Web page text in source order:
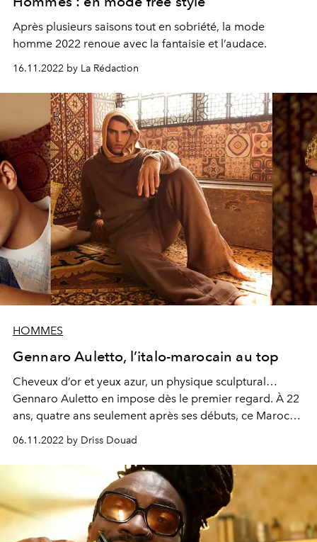
Après plusieurs saisons tout en sobriété, la mode
homme 2022 renoue avec la fantaisie et l’audace.
16.11.2022 by La Rédaction
HOMMES
Gennaro Auletto, l’italo-marocain au top
Cheveux d’or et yeux azur, un physique sculptural…
Gennaro Auletto en impose dès le premier regard. À 22
ans, quatre ans seulement après ses débuts, ce Maroco-
italien qui a grandi à Naples est déjà un mannequin qui
compte des collaborations avec les plus grandes
marques de luxe. “L’Officiel Hommes” a rencontré ce
nouveau visage de la mode très attaché à ses racines
marocaines.
06.11.2022 by Driss Douad